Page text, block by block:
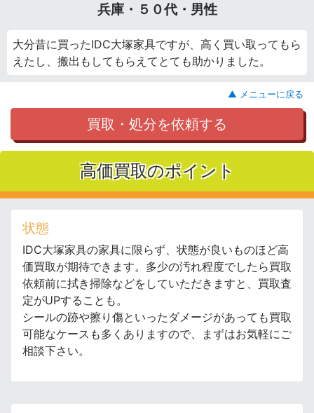
兵庫・５０代・男性
大分昔に買ったIDC大塚家具ですが、高く買い取ってもら
えたし、搬出もしてもらえてとても助かりました。
▲ メニューに戻る
買取・処分を依頼する
高価買取のポイント
状態
IDC大塚家具の家具に限らず、状態が良いものほど高
価買取が期待できます。多少の汚れ程度でしたら買取
依頼前に拭き掃除などをしていただきますと、買取査
定がUPすることも。
シールの跡や擦り傷といったダメージがあっても買取
可能なケースも多くありますので、まずはお気軽にご
相談下さい。